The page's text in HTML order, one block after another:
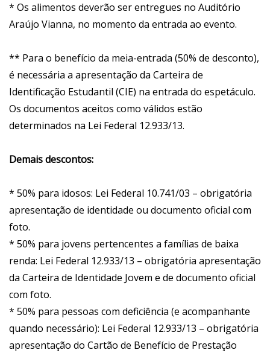
* Os alimentos deverão ser entregues no Auditório
Araújo Vianna, no momento da entrada ao evento.
** Para o benefício da meia-entrada (50% de desconto),
é necessária a apresentação da Carteira de
Identificação Estudantil (CIE) na entrada do espetáculo.
Os documentos aceitos como válidos estão
determinados na Lei Federal 12.933/13.
Demais descontos:
* 50% para idosos: Lei Federal 10.741/03 – obrigatória
apresentação de identidade ou documento oficial com
foto.
* 50% para jovens pertencentes a famílias de baixa
renda: Lei Federal 12.933/13 – obrigatória apresentação
da Carteira de Identidade Jovem e de documento oficial
com foto.
* 50% para pessoas com deficiência (e acompanhante
quando necessário): Lei Federal 12.933/13 – obrigatória
apresentação do Cartão de Benefício de Prestação